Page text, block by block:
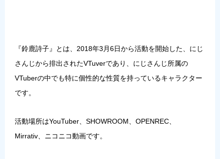
『鈴鹿詩子』とは、2018年3月6日から活動を開始した、にじ
さんじから排出されたVTuverであり、にじさんじ所属の
VTuberの中でも特に個性的な性質を持っているキャラクター
です。
活動場所はYouTuber、SHOWROOM、OPENREC、
Mirrativ、ニコニコ動画です。